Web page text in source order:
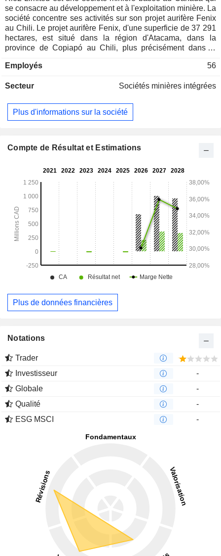
se consacre au développement et à l'exploitation minière. La
société concentre ses activités sur son projet aurifère Fenix
au Chili. Le projet aurifère Fenix, d'une superficie de 37 291
hectares, est situé dans la région d'Atacama, dans la
province de Copiapó au Chili, plus précisément dans la
(km) au nord-est de Copiapó, le long de la route
environ 20 km au sud de la mine d’or et d’argent La Coipa
de Kinross et à 40 km au nord du projet aurifère Volcan de
Hochschild. Il s’agit d’un projet de lixiviation en tas d’oxydes
contient plus de 70 millions d’onces d’or et abrite les mines
Caspiche, Lobo Marte et Cerro Casale.
Employés 56
Secteur Sociétés minières intégrées
Plus d'informations sur la société
Compte de Résultat et Estimations
Plus de données financières
Notations
Trader
Investisseur
-
Globale
-
Qualité
-
ESG MSCI
-